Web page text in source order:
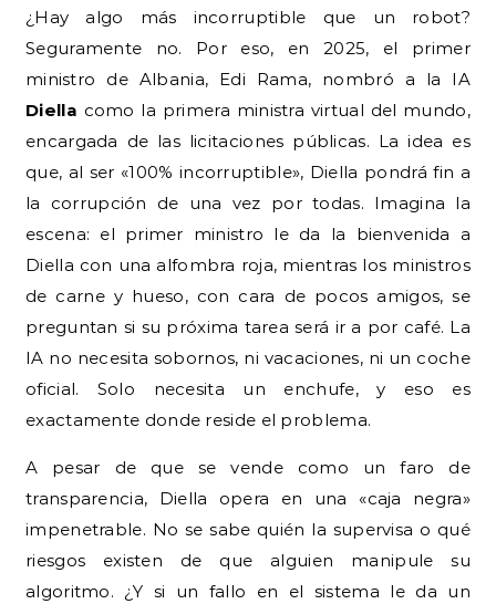
¿Hay algo más incorruptible que un robot?
Seguramente no. Por eso, en 2025, el primer
ministro de Albania, Edi Rama, nombró a la IA
Diella como la primera ministra virtual del mundo,
encargada de las licitaciones públicas. La idea es
que, al ser «100% incorruptible», Diella pondrá fin a
la corrupción de una vez por todas. Imagina la
escena: el primer ministro le da la bienvenida a
Diella con una alfombra roja, mientras los ministros
de carne y hueso, con cara de pocos amigos, se
preguntan si su próxima tarea será ir a por café. La
IA no necesita sobornos, ni vacaciones, ni un coche
oficial. Solo necesita un enchufe, y eso es
exactamente donde reside el problema.
A pesar de que se vende como un faro de
transparencia, Diella opera en una «caja negra»
impenetrable. No se sabe quién la supervisa o qué
riesgos existen de que alguien manipule su
algoritmo. ¿Y si un fallo en el sistema le da un